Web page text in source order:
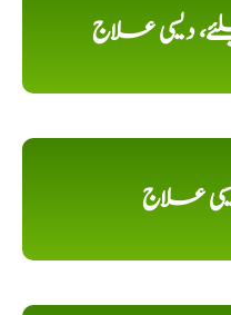
دیسی علاج
علاج